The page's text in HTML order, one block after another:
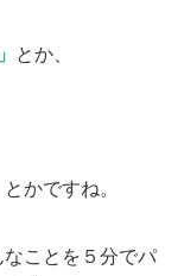
とか、
とかですね。
ことを５分でパ